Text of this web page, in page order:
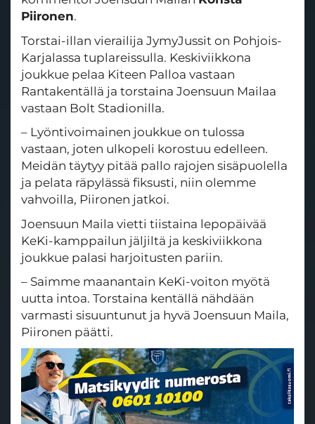
Piironen.
Torstai-illan vierailija JymyJussit on Pohjois-
Karjalassa tuplareissulla. Keskiviikkona
joukkue pelaa Kiteen Palloa vastaan
Rantakentällä ja torstaina Joensuun Mailaa
vastaan Bolt Stadionilla.
– Lyöntivoimainen joukkue on tulossa
vastaan, joten ulkopeli korostuu edelleen.
Meidän täytyy pitää pallo rajojen sisäpuolella
ja pelata räpylässä fiksusti, niin olemme
vahvoilla, Piironen jatkoi.
Joensuun Maila vietti tiistaina lepopäivää
KeKi-kamppailun jäljiltä ja keskiviikkona
joukkue palasi harjoitusten pariin.
– Saimme maanantain KeKi-voiton myötä
uutta intoa. Torstaina kentällä nähdään
varmasti sisuuntunut ja hyvä Joensuun Maila,
Piironen päätti.